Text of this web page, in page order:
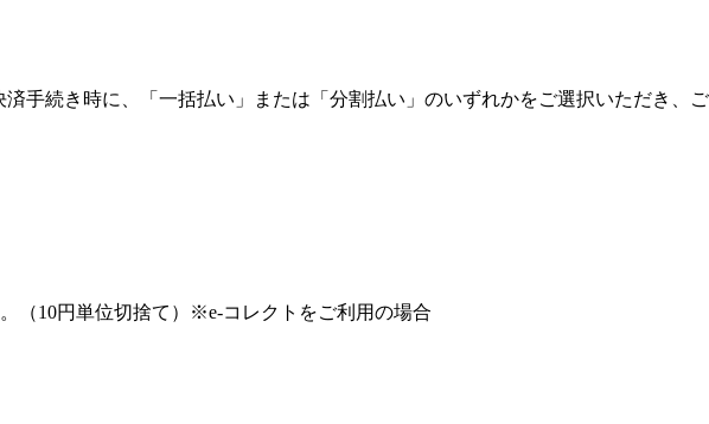
手続き時に、「一括払い」または「分割払い」のいずれかをご選択いただき、ご
（10円単位切捨て）※e-コレクトをご利用の場合